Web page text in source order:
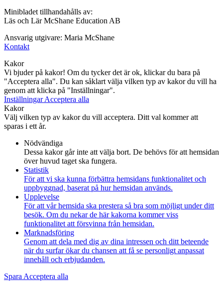
Minibladet tillhandahålls av:
Läs och Lär McShane Education AB
Ansvarig utgivare: Maria McShane
Kontakt
Kakor
Vi bjuder på kakor! Om du tycker det är ok, klickar du bara på
"Acceptera alla". Du kan såklart välja vilken typ av kakor du vill ha
genom att klicka på "Inställningar".
InställningarAcceptera alla
Kakor
Välj vilken typ av kakor du vill acceptera. Ditt val kommer att
sparas i ett år.
Nödvändiga
Dessa kakor går inte att välja bort. De behövs för att hemsidan
över huvud taget ska fungera.
Statistik
För att vi ska kunna förbättra hemsidans funktionalitet och
uppbyggnad, baserat på hur hemsidan används.
Upplevelse
För att vår hemsida ska prestera så bra som möjligt under ditt
besök. Om du nekar de här kakorna kommer viss
funktionalitet att försvinna från hemsidan.
Marknadsföring
Genom att dela med dig av dina intressen och ditt beteende
när du surfar ökar du chansen att få se personligt anpassat
innehåll och erbjudanden.
Spara Acceptera alla